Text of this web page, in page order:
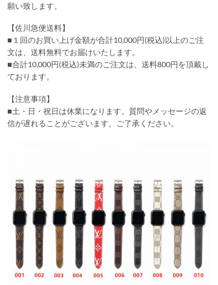
願い致します。
【佐川急便送料】
■１回のお買い上げ金額が合計10,000円(税込)以上のご注
文は、送料無料でお届けいたします。
■合計10,000円(税込)未満のご注文は、送料800円を頂戴し
ております。
【注意事項】
■土・日・祝日は休業になります。質問やメッセージの返
信が遅れることがございます。ご了承ください。